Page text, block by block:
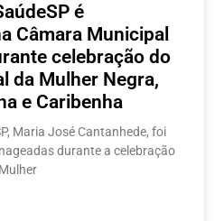
é
Câmara Municipal
celebração do
da Mulher Negra,
e Caribenha
Maria José Cantanhede, foi
durante a celebração